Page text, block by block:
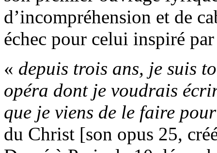
d’incompréhension et de
échec pour celui inspiré
« depuis trois ans, je suis
opéra dont je voudrais
que je viens de le faire
du Christ [son opus 25,